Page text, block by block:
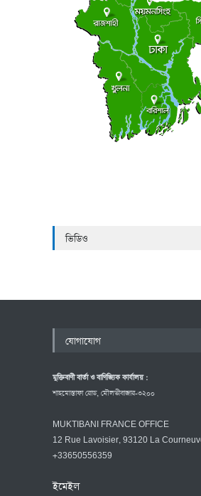
ভিডিও
যোগাযোগ
মুক্তিবাণী বার্তা ও বাণিজ্যিক কার্যালয় :
শাহমোস্তাফা রোড, মৌলভীবাজার-৩২০০
MUKTIBANI FRANCE OFFICE
12 Rue Lavoisier, 93120 La
+33650556359
ইমেইল